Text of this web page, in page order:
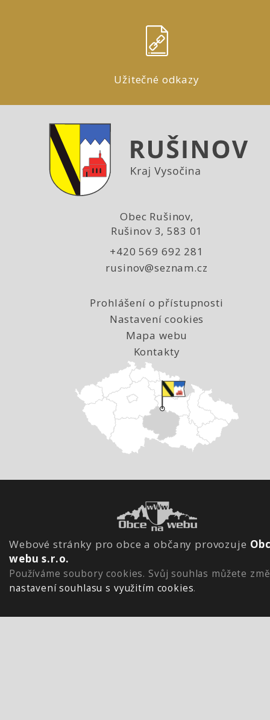
Užitečné odkazy
Obec Rušinov,
Rušinov 3, 583 01
+420 569 692 281
rusinov@seznam.cz
Prohlášení o přístupnosti
Nastavení cookies
Mapa webu
Kontakty
Webové stránky pro obce a občany provozuje
webu s.r.o.
Používáme soubory cookies. Svůj souhlas můžete
nastavení souhlasu s využitím cookies.